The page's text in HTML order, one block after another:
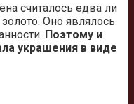
считалось едва ли
Оно являлось
Поэтому и
украшения в виде